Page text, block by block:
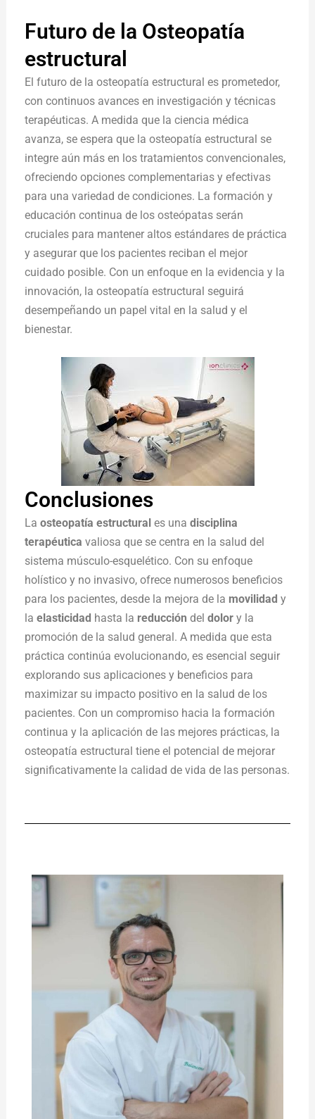
Futuro de la Osteopatía
estructural
El futuro de la osteopatía estructural es prometedor,
con continuos avances en investigación y técnicas
terapéuticas. A medida que la ciencia médica
avanza, se espera que la osteopatía estructural se
integre aún más en los tratamientos convencionales,
ofreciendo opciones complementarias y efectivas
para una variedad de condiciones. La formación y
educación continua de los osteópatas serán
cruciales para mantener altos estándares de práctica
y asegurar que los pacientes reciban el mejor
cuidado posible. Con un enfoque en la evidencia y la
innovación, la osteopatía estructural seguirá
desempeñando un papel vital en la salud y el
bienestar.
Conclusiones
La osteopatía estructural es una disciplina
terapéutica valiosa que se centra en la salud del
sistema músculo-esquelético. Con su enfoque
holístico y no invasivo, ofrece numerosos beneficios
para los pacientes, desde la mejora de la movilidad y
laelasticidad hasta la reduccióndel dolory la
promoción de la salud general. A medida que esta
práctica continúa evolucionando, es esencial seguir
explorando sus aplicaciones y beneficios para
maximizar su impacto positivo en la salud de los
pacientes. Con un compromiso hacia la formación
continua y la aplicación de las mejores prácticas, la
osteopatía estructural tiene el potencial de mejorar
significativamente la calidad de vida de las personas.